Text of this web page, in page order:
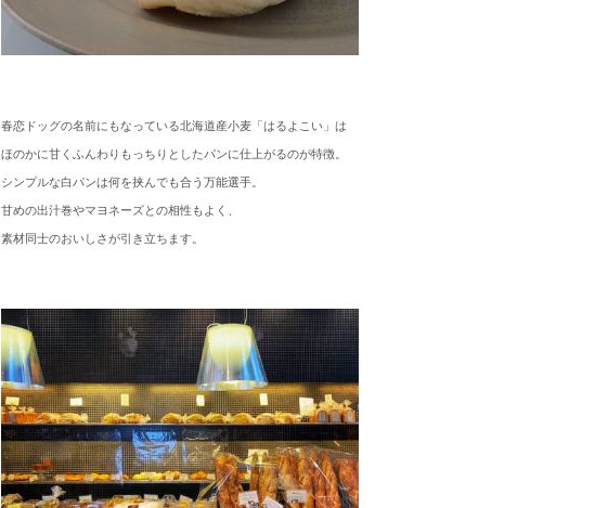
春恋ドッグの名前にもなっている北海道産小麦「はるよこい」は
ほのかに甘くふんわりもっちりとしたパンに仕上がるのが特徴。
シンプルな白パンは何を挟んでも合う万能選手。
甘めの出汁巻やマヨネーズとの相性もよく、
素材同士のおいしさが引き立ちます。